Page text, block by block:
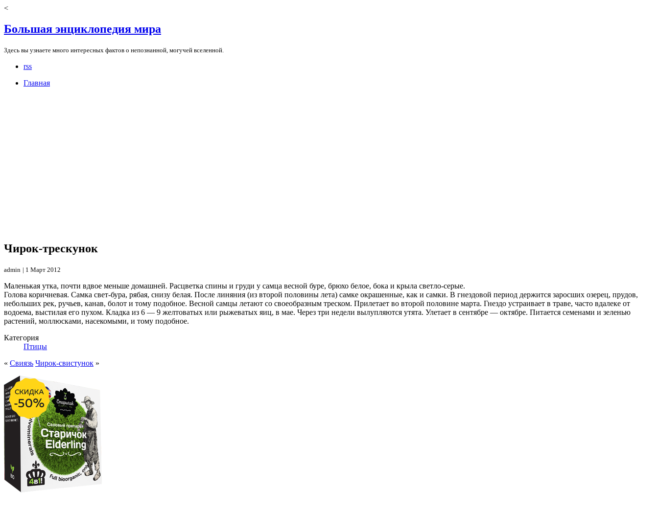
<
Большая энциклопедия мира
Здесь вы узнаете много интересных фактов о непознанной, могучей вселенной.
rss
Главная
Чирок-трескунок
admin | 1 Март 2012
Маленькая утка, почти вдвое меньше домашней. Расцветка спины и груди у самца весной буре, брюхо белое, бока и крыла светло-серые.
Голова коричневая. Самка свет-бура, рябая, снизу белая. После линяния (из второй половины лета) самке окрашенные, как и самки. В гнездовой период держится заросших озерец, прудов,
небольших рек, ручьев, канав, болот и тому подобное. Весной самцы летают со своеобразным треском. Прилетает во второй половине марта. Гнездо устраивает в траве, часто вдалеке от
водоема, выстилая его пухом. Кладка из 6 — 9 желтоватых или рыжеватых яиц, в мае. Через три недели вылупляются утята. Улетает в сентябре — октябре. Питается семенами и зеленью
растений, моллюсками, насекомыми, и тому подобное.
Категория
Птицы
« Свиязь Чирок-свистунок »